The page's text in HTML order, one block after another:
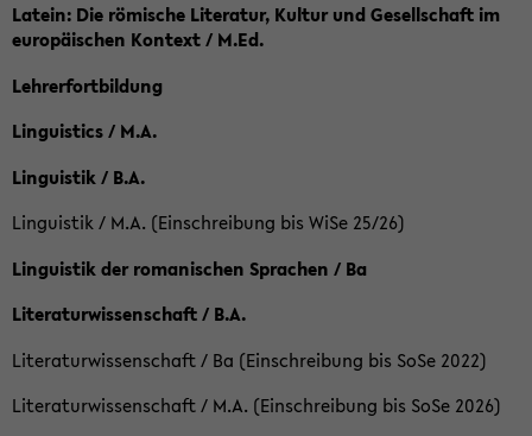
Latein: Die römische Literatur, Kultur und Gesellschaft im
europäischen Kontext / M.Ed.
Lehrerfortbildung
Linguistics / M.A.
Linguistik / B.A.
Linguistik / M.A. (Einschreibung bis WiSe 25/26)
Linguistik der romanischen Sprachen / Ba
Literaturwissenschaft / B.A.
Literaturwissenschaft / Ba (Einschreibung bis SoSe 2022)
Literaturwissenschaft / M.A. (Einschreibung bis SoSe 2026)